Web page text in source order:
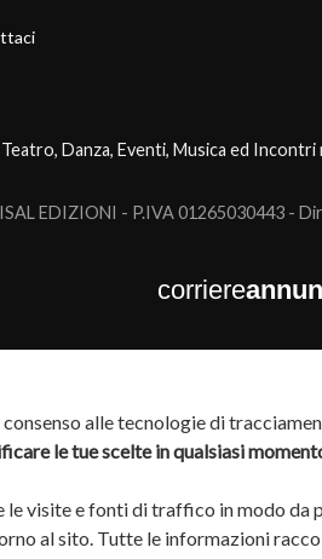
Danza, Eventi, Musica ed Incontri
EDIZIONI - P.IVA 01265030443 -
corriere
consenso alle tecnologie di
le tue scelte in qualsiasi
visite e fonti di traffico in modo da
al sito. Tutte le informazioni